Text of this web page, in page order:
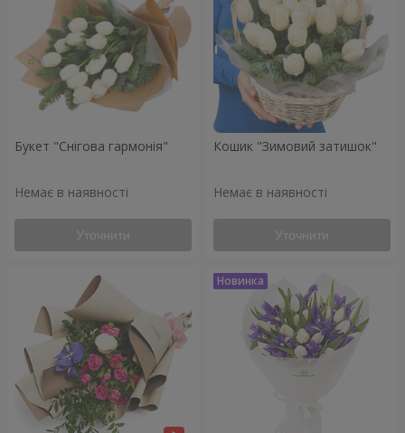
Букет "Снігова гармонія"
Немає в наявності
Уточнити
Кошик "Зимовий затишок"
Немає в наявності
Уточнити